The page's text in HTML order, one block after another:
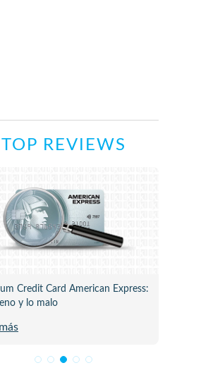
TOP REVIEWS
Credit Card American Express:
y lo malo